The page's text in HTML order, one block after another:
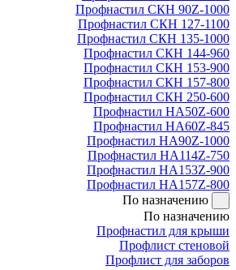
Профнастил СКН 90Z-1000
Профнастил СКН 127-1100
Профнастил СКН 135-1000
Профнастил СКН 144-960
Профнастил СКН 153-900
Профнастил СКН 157-800
Профнастил СКН 250-600
Профнастил НА50Z-600
Профнастил НА60Z-845
Профнастил НА90Z-1000
Профнастил НА114Z-750
Профнастил НА153Z-900
Профнастил НА157Z-800
По назначению
По назначению
Профнастил для крыши
Профлист стеновой
Профлист для заборов